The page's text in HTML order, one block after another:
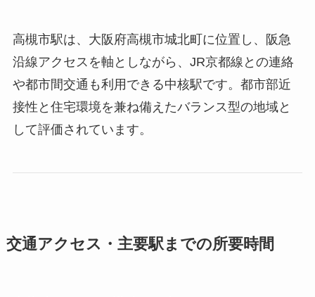
高槻市駅は、大阪府高槻市城北町に位置し、阪急
沿線アクセスを軸としながら、JR京都線との連絡
や都市間交通も利用できる中核駅です。都市部近
接性と住宅環境を兼ね備えたバランス型の地域と
して評価されています。
交通アクセス・主要駅までの所要時間